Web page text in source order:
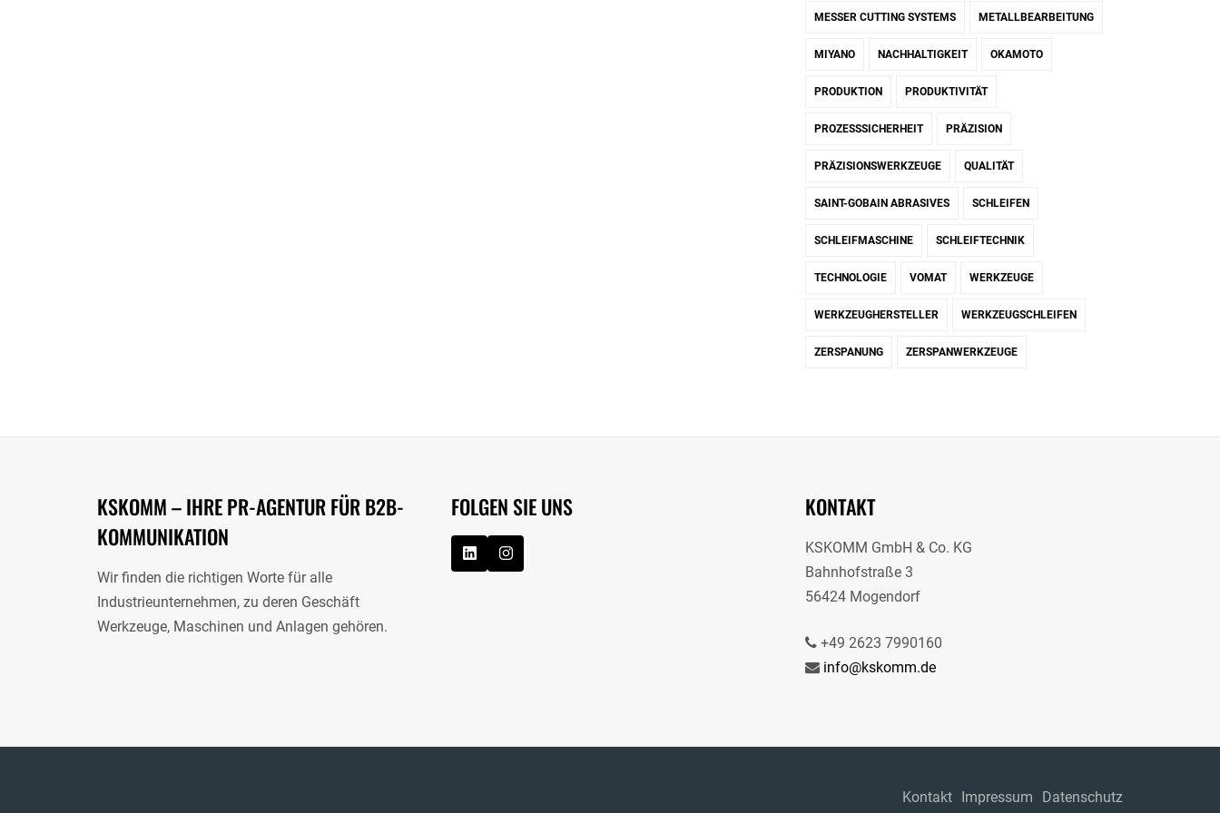
MESSER CUTTING SYSTEMS METALLBEARBEITUNG
MIYANO NACHHALTIGKEIT OKAMOTO
PRODUKTION PRODUKTIVITÄT
PROZESSSICHERHEIT PRÄZISION
PRÄZISIONSWERKZEUGE QUALITÄT
SAINT-GOBAIN ABRASIVES SCHLEIFEN
SCHLEIFMASCHINE SCHLEIFTECHNIK
TECHNOLOGIE VOMAT WERKZEUGE
WERKZEUGHERSTELLER WERKZEUGSCHLEIFEN
ZERSPANUNG ZERSPANWERKZEUGE
KSKOMM – IHRE PR-AGENTUR FÜR B2B-
KOMMUNIKATION
Wir finden die richtigen Worte für alle
Industrieunternehmen, zu deren Geschäft
Werkzeuge, Maschinen und Anlagen gehören.
FOLGEN SIE UNS KONTAKT
KSKOMM GmbH & Co. KG
Bahnhofstraße 3
56424 Mogendorf
+49 2623 7990160
info@kskomm.de
Kontakt Impressum Datenschutz